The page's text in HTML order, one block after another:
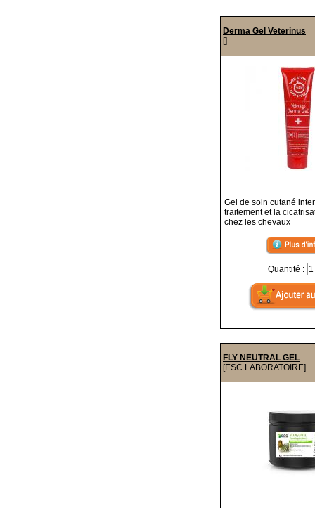
Derma Gel Veterinus
[]
Gel de soin cutané
traitement et la
chez les chevaux
Quantité :
FLY NEUTRAL GEL
[ESC LABORATOIRE]